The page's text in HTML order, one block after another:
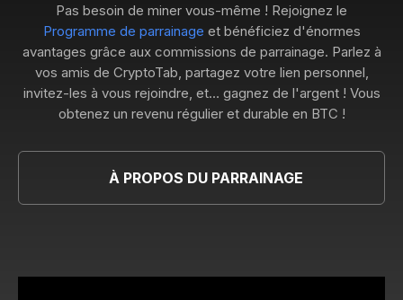
Pas besoin de miner vous-même ! Rejoignez le
Programme de parrainage et bénéficiez d'énormes
avantages grâce aux commissions de parrainage. Parlez à
vos amis de CryptoTab, partagez votre lien personnel,
invitez-les à vous rejoindre, et… gagnez de l'argent ! Vous
obtenez un revenu régulier et durable en BTC !
À PROPOS DU PARRAINAGE